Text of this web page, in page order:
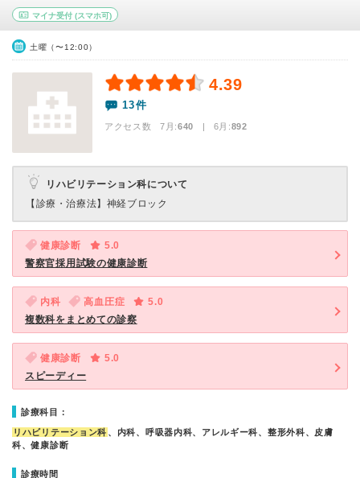
マイナ受付 (スマホ可)
土曜（〜12:00）
4.39
13件
アクセス数 7月:640 | 6月:892
リハビリテーション科について
【診療・治療法】 神経ブロック
健康診断
5.0
警察官採用試験の健康診断
内科 高血圧症
5.0
複数科をまとめての診察
健康診断
5.0
スピーディー
診療科目：
リハビリテーション科 、内科、呼吸器内科、アレルギー科、整形外科、皮膚
科、健康診断
診療時間